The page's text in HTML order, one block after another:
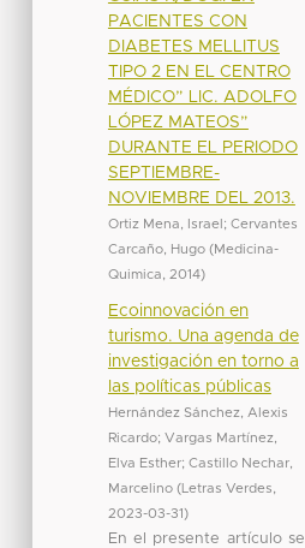
PACIENTES CON
DIABETES MELLITUS
TIPO 2 EN EL CENTRO
MÉDICO” LIC. ADOLFO
LÓPEZ MATEOS”
DURANTE EL PERIODO
SEPTIEMBRE-
NOVIEMBRE DEL 2013.
Ortiz Mena, Israel ; Cervantes
Carcaño, Hugo (Medicina-
Quimica
2014)
Ecoinnovación en
turismo. Una agenda de
investigación en torno a
las políticas públicas
Hernández Sánchez, Alexis
Ricardo; Vargas Martínez,
Elva Esther; Castillo Nechar,
Marcelino (Letras Verdes
2023-03-31)
En el presente artículo se